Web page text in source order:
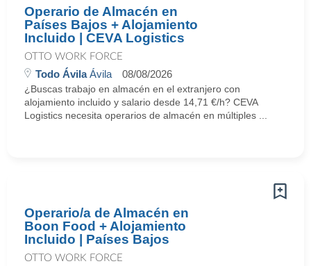
Operario de Almacén en
Países Bajos + Alojamiento
Incluido | CEVA Logistics
OTTO WORK FORCE
Todo ÁvilaÁvila 08/08/2026
¿Buscas trabajo en almacén en el extranjero con
alojamiento incluido y salario desde 14,71 €/h? CEVA
Logistics necesita operarios de almacén en múltiples ...
Operario/a de Almacén en
Boon Food + Alojamiento
Incluido | Países Bajos
OTTO WORK FORCE